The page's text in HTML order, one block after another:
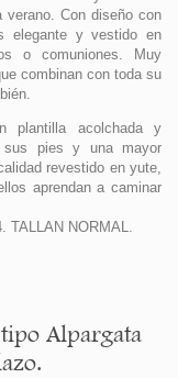
verano. Con diseño con
elegante y vestido en
o comuniones. Muy
combinan con toda su
plantilla acolchada y
sus pies y una mayor
revestido en yute,
aprendan a caminar
TALLAN NORMAL.
Alpargata